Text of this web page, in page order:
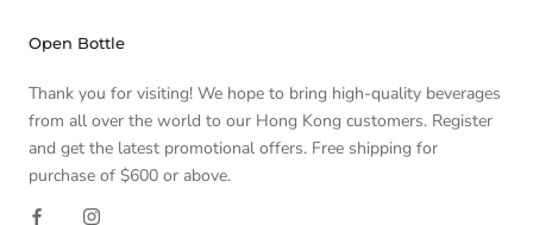
Open Bottle
Thank you for visiting! We hope to bring high-quality beverages
from all over the world to our Hong Kong customers. Register
and get the latest promotional offers. Free shipping for
purchase of $600 or above.